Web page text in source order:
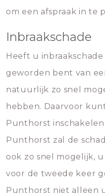
om een afspraak in te
Inbraakschade
Heeft u
geworden bent van
natuurlijk zo snel
hebben. Daarvoor
Punthorst
Punthorst zal de
ook zo snel mogelijk,
voor de tweede keer
Punthorst niet alleen